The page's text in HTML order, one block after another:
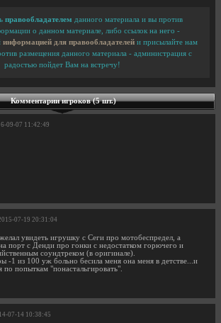
правообладателем данного материала и вы против
о данном материале, либо ссылок на него -
информацией для правообладателей и присылайте нам
размещения данного материала - администрация с
радостью пойдет Вам на встречу!
Комментарии игроков (5 шт.)
09-07 11:42:49
2015-07-19 20:31:04
увидеть игрушку с Сеги про мотобеспредел, а
порт с Денди про гонки с недостатком горючего и
соундтреком (в оригинале).
-1 из 100 уж больно бесила меня она меня в детстве...и
по попыткам "понастальгировать".
07-14 10:38:45